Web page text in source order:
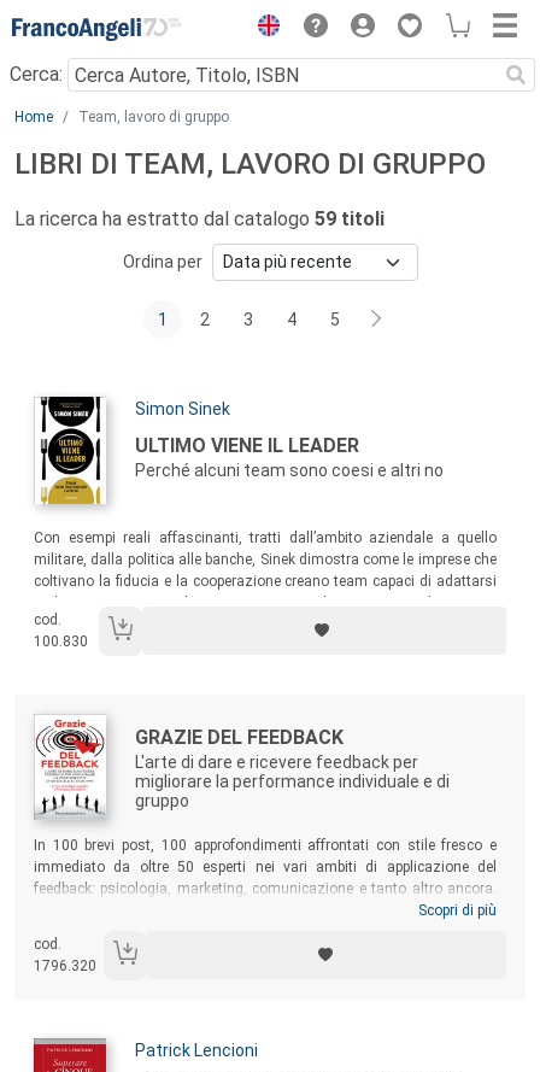
Menu
Cerca:
Main content
Home Team, lavoro di gruppo
LIBRI DI TEAM, LAVORO DI GRUPPO
La ricerca ha estratto dal catalogo 59 titoli
Ordina per
1 2 3 4 5
Autori:
Simon Sinek
Titolo:
ULTIMO VIENE IL LEADER
Perché alcuni team sono coesi e altri no
Con esempi reali affascinanti, tratti dall’ambito aziendale a quello
militare, dalla politica alle banche, Sinek dimostra come le imprese che
coltivano la fiducia e la cooperazione creano team capaci di adattarsi
tutte le energie sono dedicate a cogliere le opportunità.
cod.
100.830
Autori:
Titolo:
GRAZIE DEL FEEDBACK
L'arte di dare e ricevere feedback per
migliorare la performance individuale e di
gruppo
Sommario:
In 100 brevi post, 100 approfondimenti affrontati con stile fresco e
immediato da oltre 50 esperti nei vari ambiti di applicazione del
feedback: psicologia, marketing, comunicazione e tanto altro ancora.
Una guida pratica rivolta a chiunque voglia implementare una
Grazie del feedback
mostra cos’è veramente il feedback e come
metterlo a frutto per acquisire maggiore consapevolezza di noi stessi,
Scopri di più
cod.
1796.320
Autori:
Patrick Lencioni